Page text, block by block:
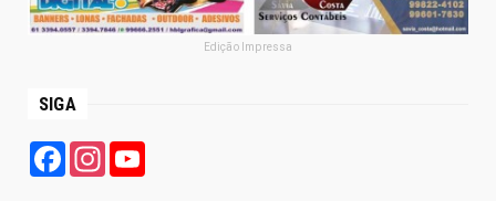
Edição Impressa
SIGA
FacebookInstagram